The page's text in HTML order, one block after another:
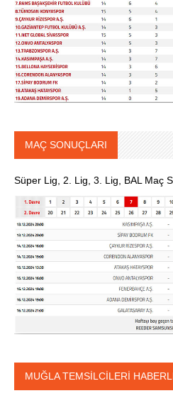
MAÇ SONUÇLARI
Süper Lig, 2. Lig, 3. Lig, BAL Maç
MUĞLA TEMSİLCİLERİ